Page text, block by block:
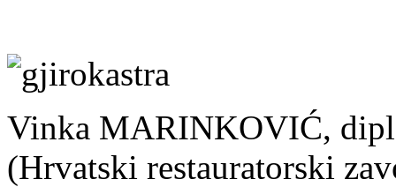
Vinka MARINKOVIĆ,
(Hrvatski restauratorski